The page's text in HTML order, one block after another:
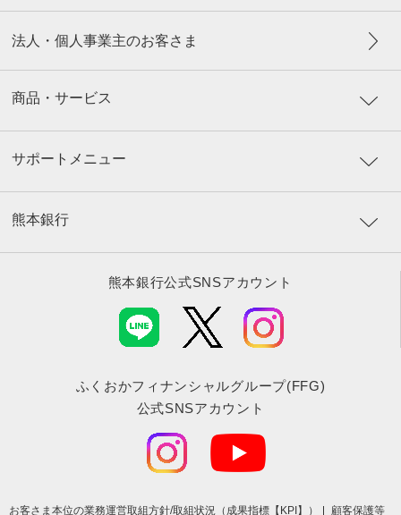
法人・個人事業主のお客さま
商品・サービス
サポートメニュー
熊本銀行
熊本銀行公式SNSアカウント
ふくおかフィナンシャルグループ(FFG)
公式SNSアカウント
お客さま本位の業務運営取組⽅針/取組状況（成果指標【KPI】） 顧客保護等